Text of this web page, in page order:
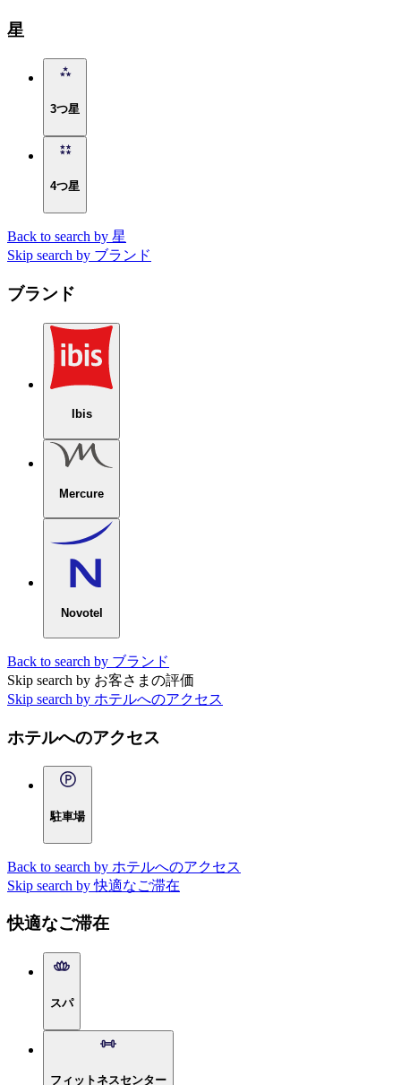
星
3つ星
4つ星
Back to search by 星
Skip search by ブランド
ブランド
Ibis
Mercure
Novotel
Back to search by ブランド
Skip search by お客さまの評価
Skip search by ホテルへのアクセス
ホテルへのアクセス
駐車場
Back to search by ホテルへのアクセス
Skip search by 快適なご滞在
快適なご滞在
スパ
フィットネスセンター